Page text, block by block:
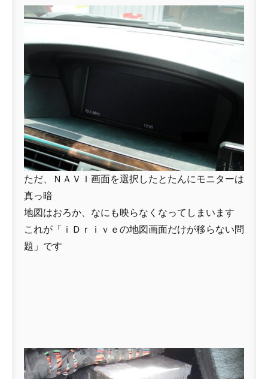
ただ、ＮＡＶＩ画面を選択したとたんにモニターは
真っ暗
地図はおろか、なにも映らなくなってしまいます
これが「ｉＤｒｉｖｅの地図画面だけが移らない問
題」です